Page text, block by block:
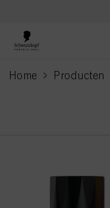
Home Producten